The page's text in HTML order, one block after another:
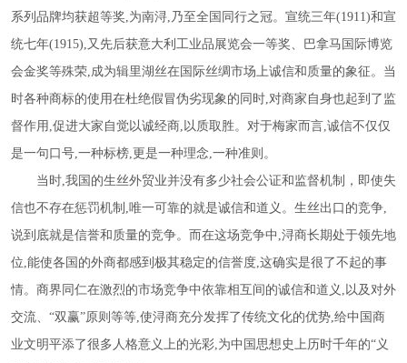
系列品牌均获超等奖,为南浔,乃至全国同行之冠。宣统三年(1911)和宣
统七年(1915),又先后获意大利工业品展览会一等奖、巴拿马国际博览
会金奖等殊荣,成为辑里湖丝在国际丝绸市场上诚信和质量的象征。当
时各种商标的使用在杜绝假冒伪劣现象的同时,对商家自身也起到了监
督作用,促进大家自觉以诚经商,以质取胜。对于梅家而言,诚信不仅仅
是一句口号,一种标榜,更是一种理念,一种准则。
当时,我国的生丝外贸业并没有多少社会公证和监督机制，即使失
信也不存在惩罚机制,唯一可靠的就是诚信和道义。生丝出口的竞争,
说到底就是信誉和质量的竞争。而在这场竞争中,浔商长期处于领先地
位,能使各国的外商都感到极其稳定的信誉度,这确实是很了不起的事
情。商界同仁在激烈的市场竞争中依靠相互间的诚信和道义,以及对外
交流、“双赢”原则等等,使浔商充分发挥了传统文化的优势,给中国商
业文明平添了很多人格意义上的光彩,为中国思想史上历时千年的“义